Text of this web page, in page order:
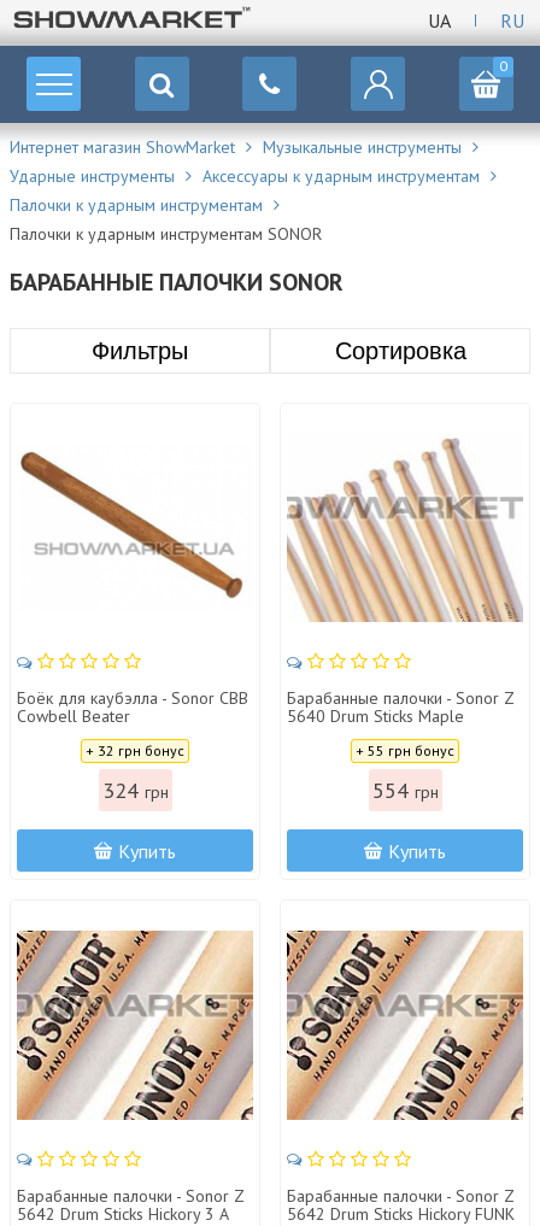
UA RU
0
Интернет магазин ShowMarket
Музыкальные инструменты
Ударные инструменты
Аксессуары к ударным инструментам
Палочки к ударным инструментам
Палочки к ударным инструментам SONOR
БАРАБАННЫЕ ПАЛОЧКИ SONOR
Фильтры Сортировка
Боёк для каубэлла - Sonor CBB
Cowbell Beater
+ 32 грн бонус
324 грн
Купить
Барабанные палочки - Sonor Z
5640 Drum Sticks Maple
+ 55 грн бонус
554 грн
Купить
Барабанные палочки - Sonor Z
5642 Drum Sticks Hickory 3 A
Барабанные палочки - Sonor Z
5642 Drum Sticks Hickory FUNK